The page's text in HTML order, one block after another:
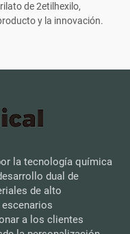
de 2etilhexilo,
y la innovación.
la tecnología química
dual de
de alto
a los clientes